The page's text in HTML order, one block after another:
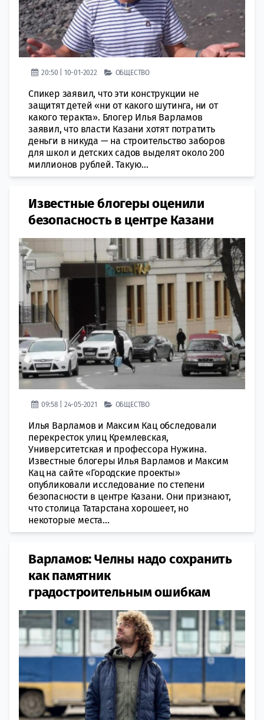
20:50 | 10-01-2022 ОБЩЕСТВО
Спикер заявил, что эти конструкции не
защитят детей «ни от какого шутинга, ни от
какого теракта». Блогер Илья Варламов
заявил, что власти Казани хотят потратить
деньги в никуда — на строительство заборов
для школ и детских садов выделят около 200
миллионов рублей. Такую...
Известные блогеры оценили
безопасность в центре Казани
09:58 | 24-05-2021 ОБЩЕСТВО
Илья Варламов и Максим Кац обследовали
перекресток улиц Кремлевская,
Университетская и профессора Нужина.
Известные блогеры Илья Варламов и Максим
Кац на сайте «Городские проекты»
опубликовали исследование по степени
безопасности в центре Казани. Они признают,
что столица Татарстана хорошеет, но
некоторые места...
Варламов: Челны надо сохранить
как памятник
градостроительным ошибкам